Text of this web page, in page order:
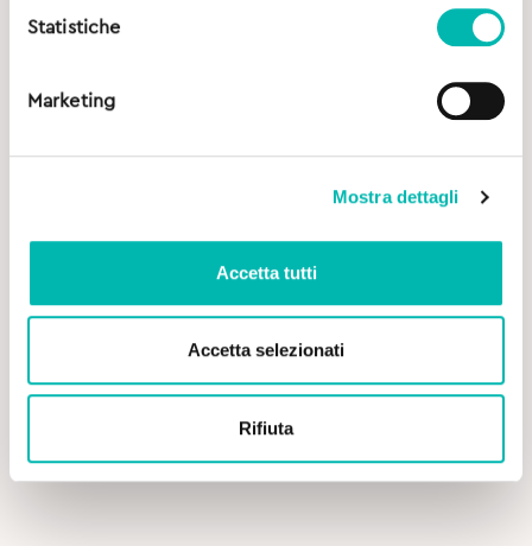
Statistiche
Marketing
Mostra dettagli
Accetta tutti
Accetta selezionati
Rifiuta
2,69€
Mr. White Dentifricio Disney Princess 3+